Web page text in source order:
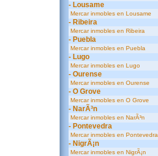
- Lousame
Mercar inmobles en Lousame
- Ribeira
Mercar inmobles en Ribeira
- Puebla
Mercar inmobles en Puebla
- Lugo
Mercar inmobles en Lugo
- Ourense
Mercar inmobles en Ourense
- O Grove
Mercar inmobles en O Grove
- NarÃ³n
Mercar inmobles en NarÃ³n
- Pontevedra
Mercar inmobles en Pontevedra
- NigrÃ¡n
Mercar inmobles en NigrÃ¡n